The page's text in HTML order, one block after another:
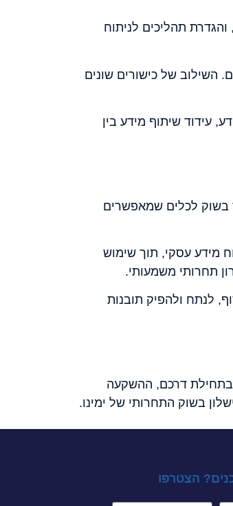
תהליכים לניתוח
השילוב של כישורים שונים
עידוד שיתוף מידע בין
בשוק לכלים שמאפשרים
באיסוף וניתוח מידע עסקי, תוך שימוש
תחרותי משמעותי.
לנתח ולהפיק תובנות
בתחילת דרכם, ההשקעה
בשוק התחרותי של ימינו.
הצטרפו